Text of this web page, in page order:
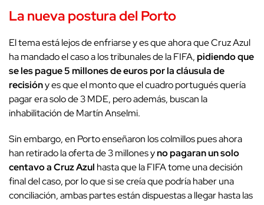
La nueva postura del Porto
El tema está lejos de enfriarse y es que ahora que Cruz Azul
ha mandado el caso a los tribunales de la FIFA,pidiendo que
se les pague 5 millones de euros por la cláusula de
recisióny es que el monto que el cuadro portugués quería
pagar era solo de 3 MDE, pero además, buscan la
inhabilitación de Martín Anselmi.
Sin embargo, en Porto enseñaron los colmillos pues ahora
han retirado la oferta de 3 millones yno pagaran un solo
centavo a Cruz Azul hasta que la FIFA tome una decisión
final del caso, por lo que si se creía que podría haber una
conciliación, ambas partes están dispuestas a llegar hasta las